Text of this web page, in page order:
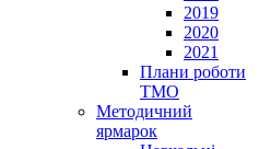
2019
2020
2021
Плани роботи
ТМО
Методичний
ярмарок